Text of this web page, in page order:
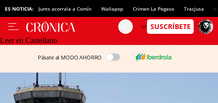
ES NOTICIA: Junts acorrala a Comín Wallapop Crimen La Pegaso Tracjusa
Leer en Castellano
Pásate al MODO AHORRO